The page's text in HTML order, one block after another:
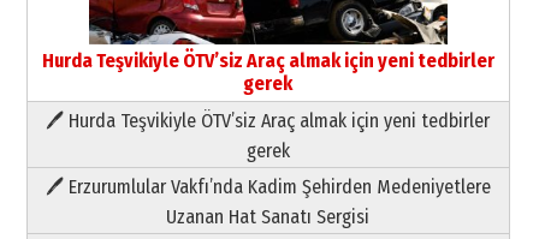
Hurda Teşvikiyle ÖTV’siz Araç almak için yeni tedbirler
gerek
🖊 Hurda Teşvikiyle ÖTV’siz Araç almak için yeni tedbirler
gerek
🖊 Erzurumlular Vakfı’nda Kadim Şehirden Medeniyetlere
Uzanan Hat Sanatı Sergisi
Paranın Aile Kültüründeki Yeri
03 Ağustos 2026 Pazartesi